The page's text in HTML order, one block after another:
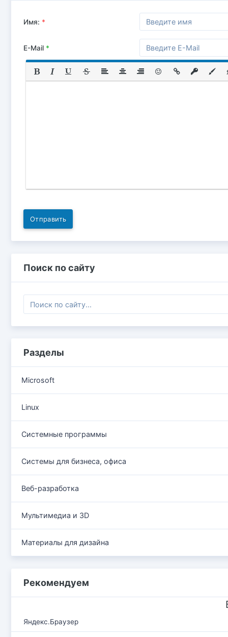
Имя: *
E-Mail *
Отправить
Поиск по сайту
Разделы
Microsoft
Linux
Системные программы
Системы для бизнеса, офиса
Веб-разработка
Мультимедиа и 3D
Материалы для дизайна
Рекомендуем
Яндекс.Браузер